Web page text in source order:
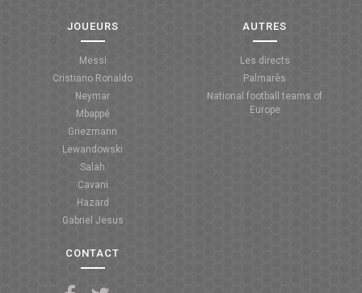
JOUEURS
Messi
Cristiano Ronaldo
Neymar
Mbappé
Griezmann
Lewandowski
Salah
Cavani
Hazard
Gabriel Jesus
AUTRES
Les directs
Palmarès
National football teams of
Europe
CONTACT